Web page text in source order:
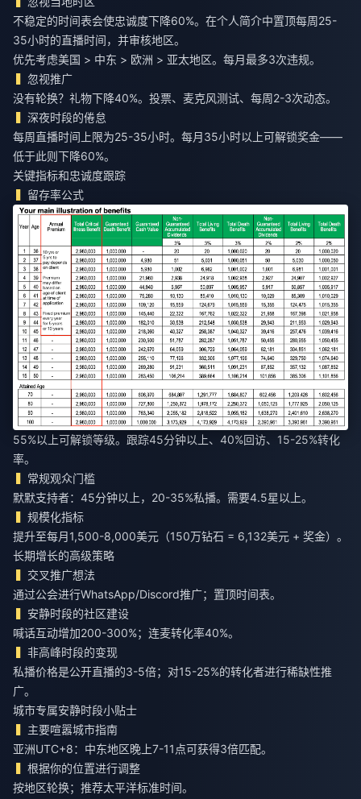
不稳定的时间表会使忠诚度下降60%。在个人简介中置顶每周25-
35小时的直播时间，并审核地区。
优先考虑美国 > 中东 > 欧洲 > 亚太地区。每月最多3次违规。
忽视推广
没有轮换？礼物下降40%。投票、麦克风测试、每周2-3次动态。
深夜时段的倦怠
每周直播时间上限为25-35小时。每月35小时以上可解锁奖金——
低于此则下降60%。
关键指标和忠诚度跟踪
留存率公式
55%以上可解锁等级。跟踪45分钟以上、40%回访、15-25%转化
率。
常规观众门槛
默默支持者：45分钟以上，20-35%私播。需要4.5星以上。
规模化指标
提升至每月1,500-8,000美元（150万钻石 = 6,132美元 + 奖金）。
长期增长的高级策略
交叉推广想法
通过公会进行WhatsApp/Discord推广；置顶时间表。
安静时段的社区建设
喊话互动增加200-300%；连麦转化率40%。
非高峰时段的变现
私播价格是公开直播的3-5倍；对15-25%的转化者进行稀缺性推
广。
城市专属安静时段小贴士
主要喧嚣城市指南
亚洲UTC+8：中东地区晚上7-11点可获得3倍匹配。
根据你的位置进行调整
按地区轮换；推荐太平洋标准时间。